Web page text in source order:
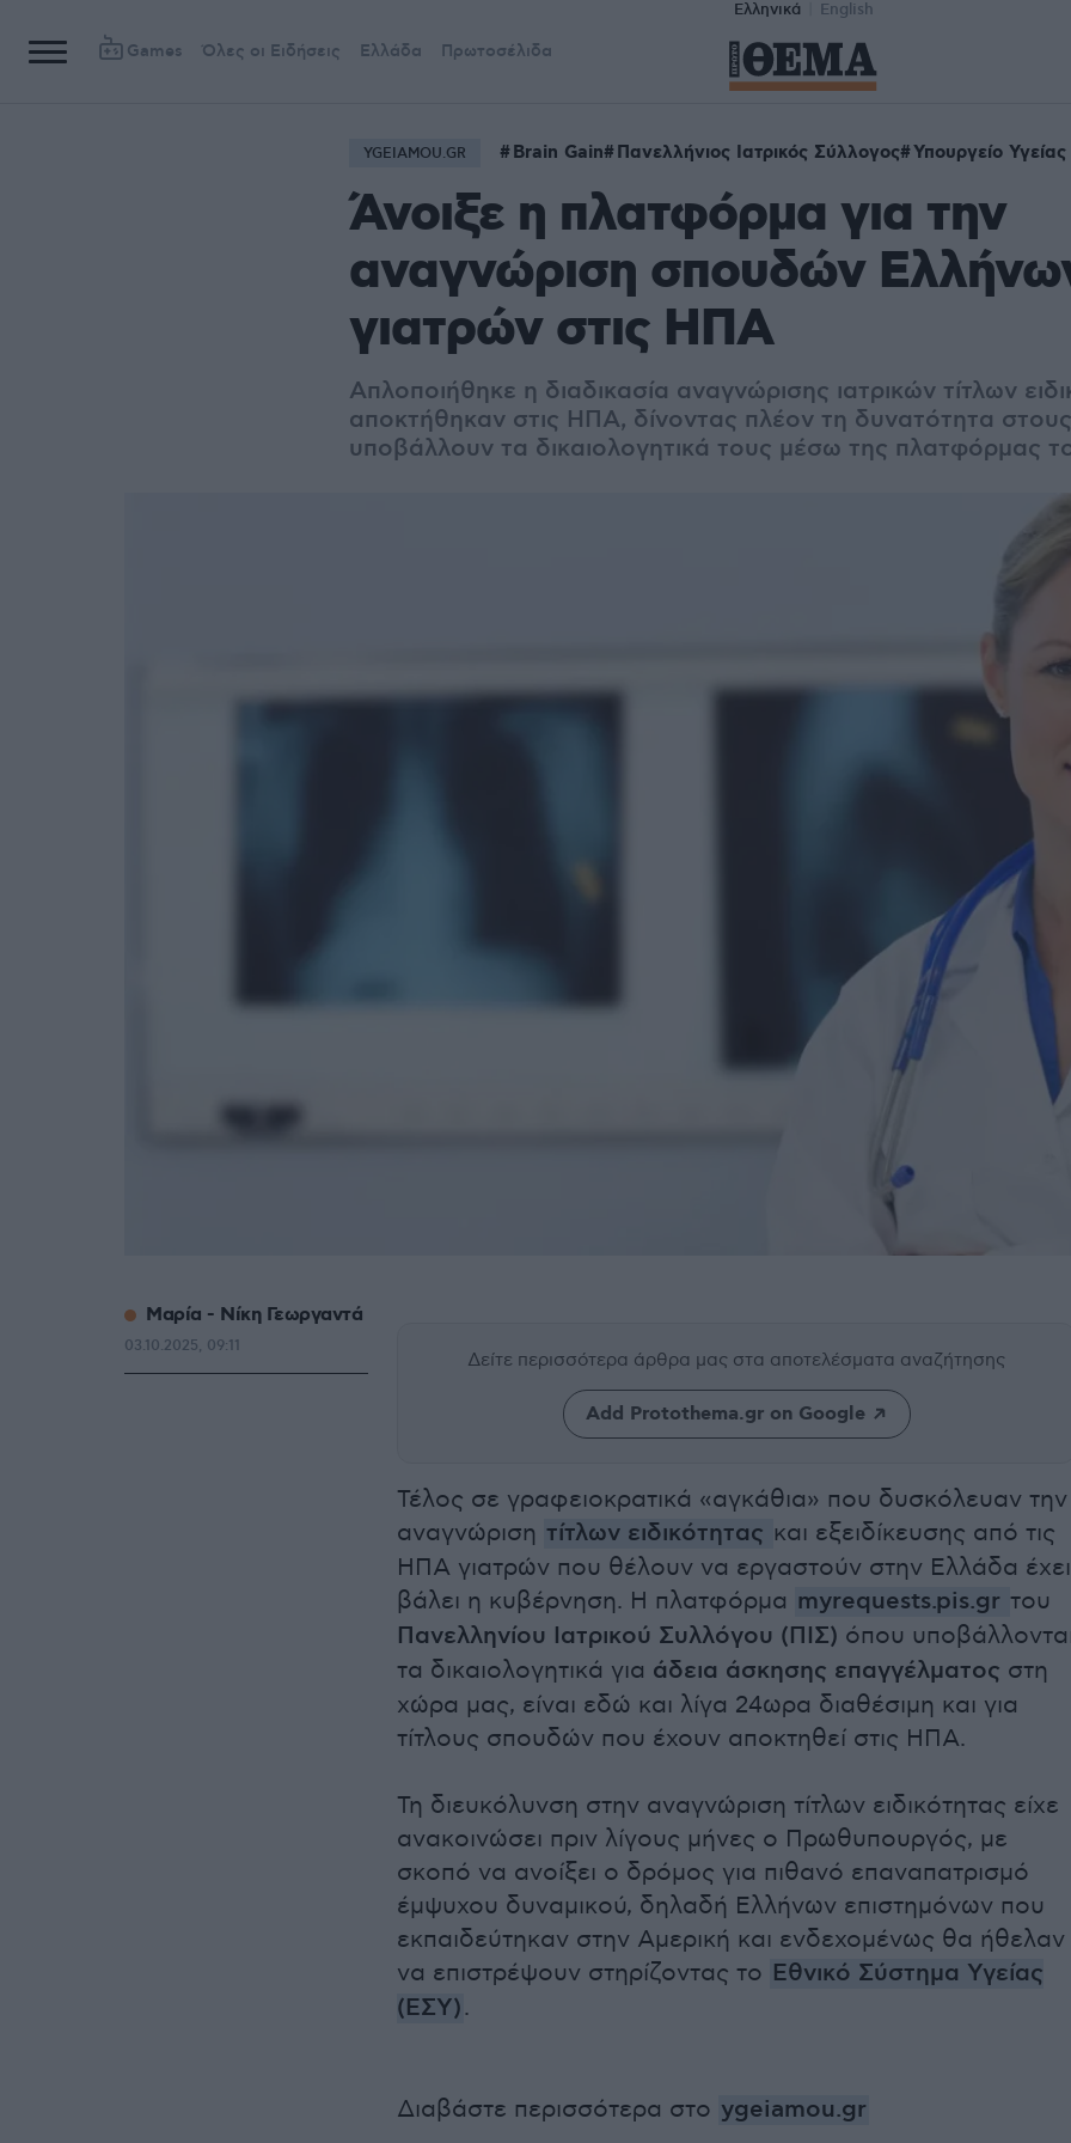
Ελληνικά English
Games Όλες οι Ειδήσεις Ελλάδα Πρωτοσέλιδα
YGEIAMOU.GR Brain Gain Πανελλήνιος Ιατρικός Σύλλογος Υπουργείο Υγείας
Άνοιξε η πλατφόρμα για την
αναγνώριση σπουδών
γιατρών στις ΗΠΑ
Απλοποιήθηκε η διαδικασία αναγνώρισης ιατρικών τίτλων
αποκτήθηκαν στις ΗΠΑ, δίνοντας πλέον τη δυνατότητα
υποβάλλουν τα δικαιολογητικά τους μέσω της πλατφόρμας
Δείτε περισσότερα άρθρα μας στα αποτελέσματα αναζήτησης
Add Protothema.gr on Google
Τέλος σε γραφειοκρατικά «αγκάθια» που δυσκόλευαν την
αναγνώριση τίτλων ειδικότητας και εξειδίκευσης από τις
ΗΠΑ γιατρών που θέλουν να εργαστούν στην Ελλάδα έχει
βάλει η κυβέρνηση. Η πλατφόρμα myrequests.pis.gr του
Πανελληνίου Ιατρικού Συλλόγου (ΠΙΣ) όπου
τα δικαιολογητικά για άδεια άσκησης επαγγέλματος στη
χώρα μας, είναι εδώ και λίγα 24ωρα διαθέσιμη και για
τίτλους σπουδών που έχουν αποκτηθεί στις ΗΠΑ.
Τη διευκόλυνση στην αναγνώριση τίτλων ειδικότητας είχε
ανακοινώσει πριν λίγους μήνες ο Πρωθυπουργός, με
σκοπό να ανοίξει ο δρόμος για πιθανό επαναπατρισμό
έμψυχου δυναμικού, δηλαδή Ελλήνων επιστημόνων που
εκπαιδεύτηκαν στην Αμερική και ενδεχομένως θα ήθελαν
να επιστρέψουν στηρίζοντας το Εθνικό Σύστημα Υγείας
(ΕΣΥ).
Διαβάστε περισσότερα στο ygeiamou.gr
Μαρία - Νίκη Γεωργαντά
03.10.2025, 09:11